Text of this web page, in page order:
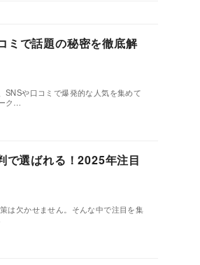
ミで話題の秘密を徹底解
SNSや口コミで爆発的な人気を集めて
ク…
で選ばれる！2025年注目
は欠かせません。そんな中で注目を集